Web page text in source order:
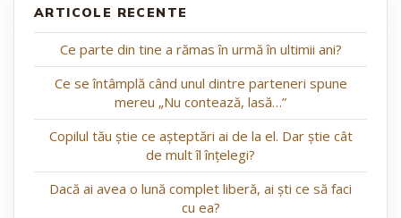
ARTICOLE RECENTE
Ce parte din tine a rămas în urmă în ultimii ani?
Ce se întâmplă când unul dintre parteneri spune
mereu „Nu contează, lasă…”
Copilul tău știe ce așteptări ai de la el. Dar știe cât
de mult îl înțelegi?
Dacă ai avea o lună complet liberă, ai ști ce să faci
cu ea?